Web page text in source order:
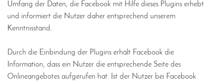
Umfang der Daten, die Facebook mit Hilfe dieses Plugins erhebt
und informiert die Nutzer daher entsprechend unserem
Kenntnisstand.
Durch die Einbindung der Plugins erhält Facebook die
Information, dass ein Nutzer die entsprechende Seite des
Onlineangebotes aufgerufen hat. Ist der Nutzer bei Facebook